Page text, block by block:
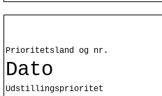
Prioritetsland og nr.
Dato
Udstillingsprioritet